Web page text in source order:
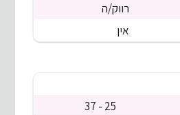
רווק/ה
אין
25 - 37